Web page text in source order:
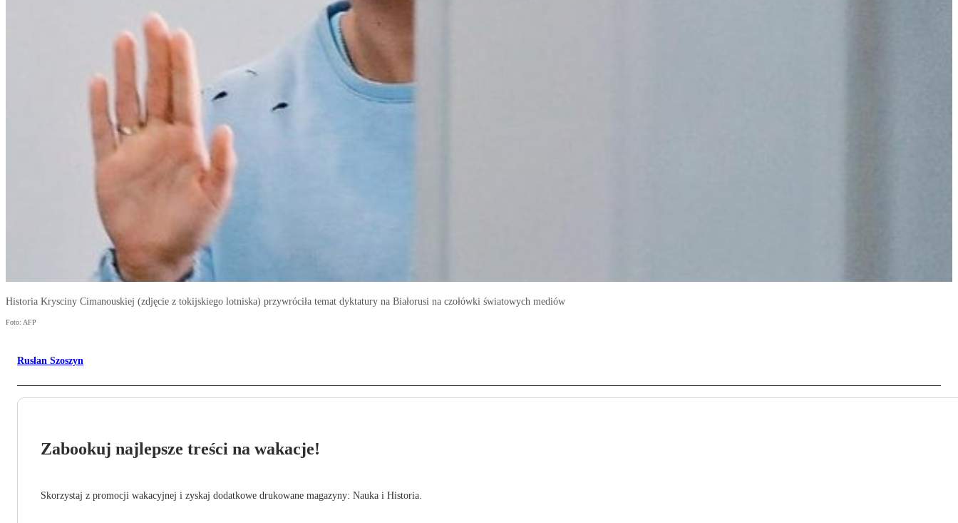
Historia Krysciny Cimanouskiej (zdjęcie z tokijskiego lotniska) przywróciła temat dyktatury na Białorusi na czołówki światowych mediów
Foto: AFP
Rusłan Szoszyn
Zabookuj najlepsze treści na wakacje!
Skorzystaj z promocji wakacyjnej i zyskaj dodatkowe drukowane magazyny: Nauka i Historia.